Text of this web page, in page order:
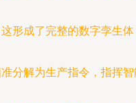
形成了完整的数字孪生体
分解为生产指令，指挥